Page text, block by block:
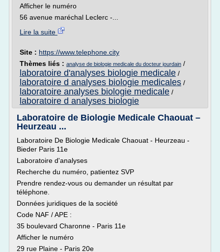
Afficher le numéro
56 avenue maréchal Leclerc -...
Lire la suite
Site : https://www.telephone.city
Thèmes liés : analyse de biologie medicale du docteur jourdain /
laboratoire d'analyses biologie medicale /
laboratoire d analyses biologie medicales /
laboratoire analyses biologie medicale /
laboratoire d analyses biologie
Laboratoire de Biologie Medicale Chaouat –
Heurzeau ...
Laboratoire De Biologie Medicale Chaouat - Heurzeau -
Bieder Paris 11e
Laboratoire d'analyses
Recherche du numéro, patientez SVP
Prendre rendez-vous ou demander un résultat par
téléphone.
Données juridiques de la société
Code NAF / APE :
35 boulevard Charonne - Paris 11e
Afficher le numéro
29 rue Plaine - Paris 20e